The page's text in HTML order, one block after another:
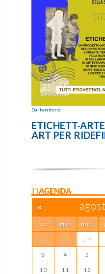
Dal territorio
ETICHETT-
ART PER
inAGENDA
«
lun mar mer
27 28 29
3 4 5
10 11 12